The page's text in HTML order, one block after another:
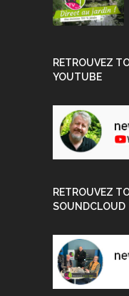
RETROUVEZ
YOUTUBE
RETROUVEZ
SOUNDCLOUD